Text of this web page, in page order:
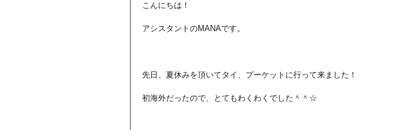
こんにちは！
アシスタントのMANAです。
先日、夏休みを頂いてタイ、プーケットに行って来ました！
初海外だったので、とてもわくわくでした＾＾☆